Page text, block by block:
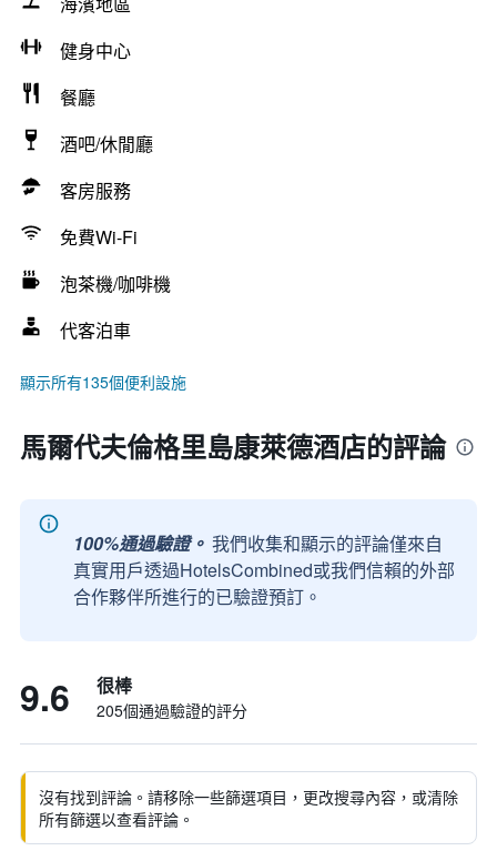
健身中心
餐廳
酒吧/休閒廳
客房服務
免費Wi-Fi
泡茶機/咖啡機
代客泊車
顯示所有135個便利設施
馬爾代夫倫格里島康萊德酒店的評論
100%通過驗證。 我們收集和顯示的評論僅來自
真實用戶透過HotelsCombined或我們信賴的外部
合作夥伴所進行的已驗證預訂。
9.6 很棒
205個通過驗證的評分
沒有找到評論。請移除一些篩選項目，更改搜尋內容，或清除
所有篩選以查看評論。